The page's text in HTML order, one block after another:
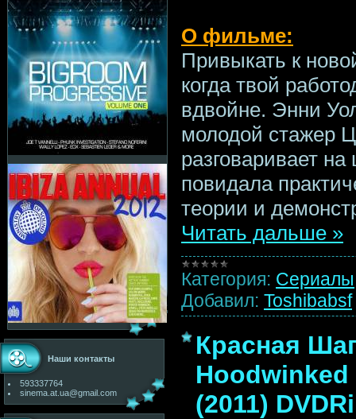
Наши контакты
593337764
sinema.at.ua@gmail.com
О фильме:
Привыкать к
когда твой
вдвойне. Энни
молодой стажер
разговаривает
повидала
теории и
Читать дальше »
Категория: Сериалы
Добавил: Toshibabsf
Красная
Hoodwinked
(2011)